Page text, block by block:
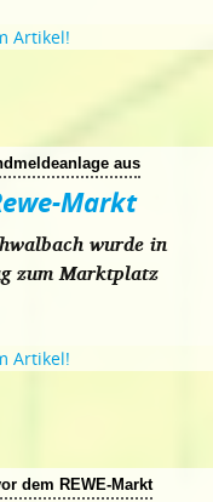
Artikel!
aus
Markt
wurde in
zum Marktplatz
Artikel!
dem REWE-Markt